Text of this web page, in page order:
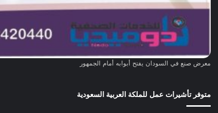
معرض صنع في السودان يفتح أبوابه أمام الجمهور
متوفر تأشيرات عمل للملكة العربية السعودية